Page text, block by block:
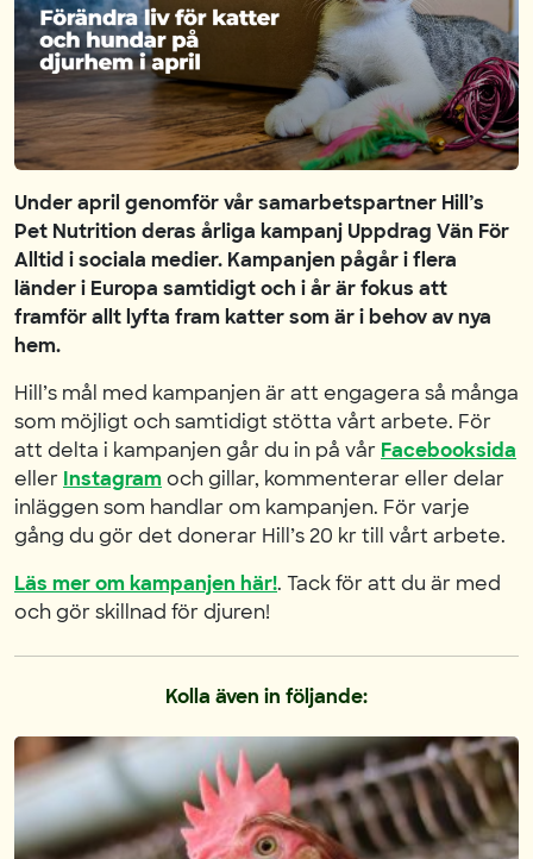
Under april genomför vår samarbetspartner Hill’s
Pet Nutrition deras årliga kampanj Uppdrag Vän För
Alltid i sociala medier. Kampanjen pågår i flera
länder i Europa samtidigt och i år är fokus att
framför allt lyfta fram katter som är i behov av nya
hem.
Hill’s mål med kampanjen är att engagera så många
som möjligt och samtidigt stötta vårt arbete. För
att delta i kampanjen går du in på vår Facebooksida
eller Instagramoch gillar, kommenterar eller delar
inläggen som handlar om kampanjen. För varje
gång du gör det donerar Hill’s 20 kr till vårt arbete.
Läs mer om kampanjen här!. Tack för att du är med
och gör skillnad för djuren!
Kolla även in följande: